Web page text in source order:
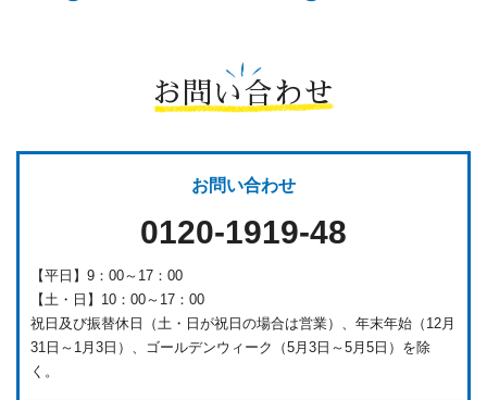
お問い合わせ
お問い合わせ
0120-1919-48
【平日】9：00～17：00
【土・日】10：00～17：00
祝日及び振替休日（土・日が祝日の場合は営業）、年末年始（12月
31日～1月3日）、ゴールデンウィーク（5月3日～5月5日）を除
く。